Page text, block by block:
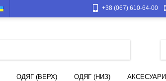
+38 (067) 610-64-00
ОДЯГ (ВЕРХ) ОДЯГ (НИЗ) АКСЕСУАРИ